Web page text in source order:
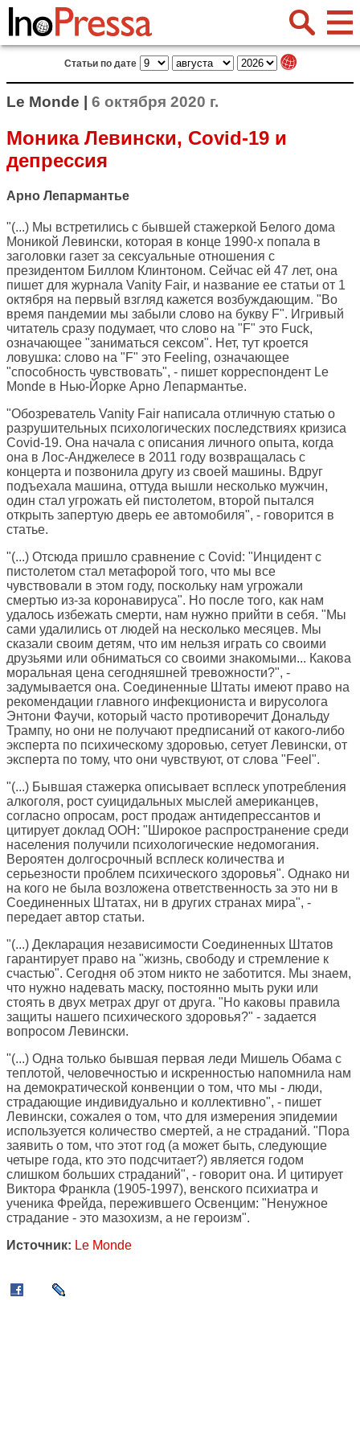
Статьи по дате
Le Monde | 6 октября 2020 г.
Моника Левински, Covid-19 и
депрессия
Арно Лепармантье
"(...) Мы встретились с бывшей стажеркой Белого дома
Моникой Левински, которая в конце 1990-х попала в
заголовки газет за сексуальные отношения с
президентом Биллом Клинтоном. Сейчас ей 47 лет, она
пишет для журнала Vanity Fair, и название ее статьи от 1
октября на первый взгляд кажется возбуждающим. "Во
время пандемии мы забыли слово на букву F". Игривый
читатель сразу подумает, что слово на "F" это Fuck,
означающее "заниматься сексом". Нет, тут кроется
ловушка: слово на "F" это Feeling, означающее
"способность чувствовать", - пишет корреспондент Le
Monde в Нью-Йорке Арно Лепармантье.
"Обозреватель Vanity Fair написала отличную статью о
разрушительных психологических последствиях кризиса
Covid-19. Она начала с описания личного опыта, когда
она в Лос-Анджелесе в 2011 году возвращалась с
концерта и позвонила другу из своей машины. Вдруг
подъехала машина, оттуда вышли несколько мужчин,
один стал угрожать ей пистолетом, второй пытался
открыть запертую дверь ее автомобиля", - говорится в
статье.
"(...) Отсюда пришло сравнение с Covid: "Инцидент с
пистолетом стал метафорой того, что мы все
чувствовали в этом году, поскольку нам угрожали
смертью из-за коронавируса". Но после того, как нам
удалось избежать смерти, нам нужно прийти в себя. "Мы
сами удалились от людей на несколько месяцев. Мы
сказали своим детям, что им нельзя играть со своими
друзьями или обниматься со своими знакомыми... Какова
моральная цена сегодняшней тревожности?", -
задумывается она. Соединенные Штаты имеют право на
рекомендации главного инфекциониста и вирусолога
Энтони Фаучи, который часто противоречит Дональду
Трампу, но они не получают предписаний от какого-либо
эксперта по психическому здоровью, сетует Левински, от
эксперта по тому, что они чувствуют, от слова "Feel".
"(...) Бывшая стажерка описывает всплеск употребления
алкоголя, рост суицидальных мыслей американцев,
согласно опросам, рост продаж антидепрессантов и
цитирует доклад ООН: "Широкое распространение среди
населения получили психологические недомогания.
Вероятен долгосрочный всплеск количества и
серьезности проблем психического здоровья". Однако ни
на кого не была возложена ответственность за это ни в
Соединенных Штатах, ни в других странах мира", -
передает автор статьи.
"(...) Декларация независимости Соединенных Штатов
гарантирует право на "жизнь, свободу и стремление к
счастью". Сегодня об этом никто не заботится. Мы знаем,
что нужно надевать маску, постоянно мыть руки или
стоять в двух метрах друг от друга. "Но каковы правила
защиты нашего психического здоровья?" - задается
вопросом Левински.
"(...) Одна только бывшая первая леди Мишель Обама с
теплотой, человечностью и искренностью напомнила нам
на демократической конвенции о том, что мы - люди,
страдающие индивидуально и коллективно", - пишет
Левински, сожалея о том, что для измерения эпидемии
используется количество смертей, а не страданий. "Пора
заявить о том, что этот год (а может быть, следующие
четыре года, кто это подсчитает?) является годом
слишком больших страданий", - говорит она. И цитирует
Виктора Франкла (1905-1997), венского психиатра и
ученика Фрейда, пережившего Освенцим: "Ненужное
страдание - это мазохизм, а не героизм".
Источник: Le Monde